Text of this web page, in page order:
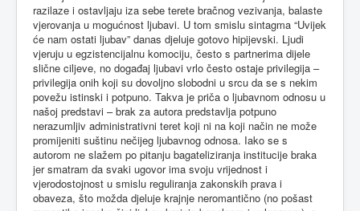
razilaze i ostavljaju iza sebe terete bračnog vezivanja, balaste
vjerovanja u mogućnost ljubavi. U tom smislu sintagma “Uvijek
će nam ostati ljubav” danas djeluje gotovo hipijevski. Ljudi
vjeruju u egzistencijalnu komociju, često s partnerima dijele
slične ciljeve, no događaj ljubavi vrlo često ostaje privilegija –
privilegija onih koji su dovoljno slobodni u srcu da se s nekim
povežu istinski i potpuno. Takva je priča o ljubavnom odnosu u
našoj predstavi – brak za autora predstavlja potpuno
nerazumljiv administrativni teret koji ni na koji način ne može
promijeniti suštinu nečijeg ljubavnog odnosa. Iako se s
autorom ne slažem po pitanju bagateliziranja institucije braka
jer smatram da svaki ugovor ima svoju vrijednost i
vjerodostojnost u smislu reguliranja zakonskih prava i
obaveza, što možda djeluje krajnje neromantično (no pošast